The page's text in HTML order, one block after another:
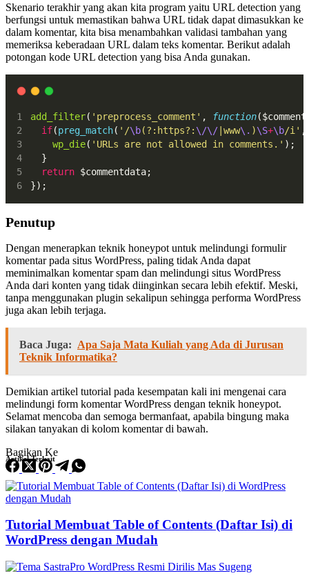
Skenario terakhir yang akan kita program yaitu URL detection yang
berfungsi untuk memastikan bahwa URL tidak dapat dimasukkan ke
dalam komentar, kita bisa menambahkan validasi tambahan yang
memeriksa keberadaan URL dalam teks komentar. Berikut adalah
potongan kode URL detection yang bisa Anda gunakan.
add_filter( 'preprocess_comment' , function
if(preg_match( '/\b(?:https?: \/\/|www\. )\S+\b/i' ,
wp_die( 'URLs are not allowed in comments.' );
  }
return $commentdata;
});
Penutup
Dengan menerapkan teknik honeypot untuk melindungi formulir
komentar pada situs WordPress, paling tidak Anda dapat
meminimalkan komentar spam dan melindungi situs WordPress
Anda dari konten yang tidak diinginkan secara lebih efektif. Meski,
tanpa menggunakan plugin sekalipun sehingga performa WordPress
juga akan lebih terjaga.
Baca Juga: Apa Saja Mata Kuliah yang Ada di Jurusan
Teknik Informatika?
Demikian artikel tutorial pada kesempatan kali ini mengenai cara
melindungi form komentar WordPress dengan teknik honeypot.
Selamat mencoba dan semoga bermanfaat, apabila bingung maka
silakan tanyakan di kolom komentar di bawah.
Bagikan Ke
Artikel Terkait
Tutorial Membuat Table of Contents (Daftar Isi) di
WordPress dengan Mudah